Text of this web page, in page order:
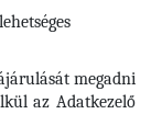
megadni
az Adatkezelő